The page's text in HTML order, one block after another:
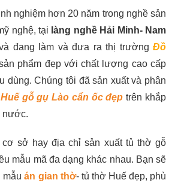
nghiệm hơn 20 năm trong nghề sản
nghệ, tại làng nghề Hải Minh- Nam
đang làm và đưa ra thị trường Đồ
phẩm đẹp với chất lượng cao cấp
dùng. Chúng tôi đã sản xuất và phân
Huế gỗ gụ Lào cẩn ốc đẹp trên khắp
nước.
sở hay địa chỉ sản xuất tủ thờ gỗ
mẫu mã đa dạng khác nhau. Bạn sẽ
mẫuán gian thờ- tủ thờ Huế đẹp, phù